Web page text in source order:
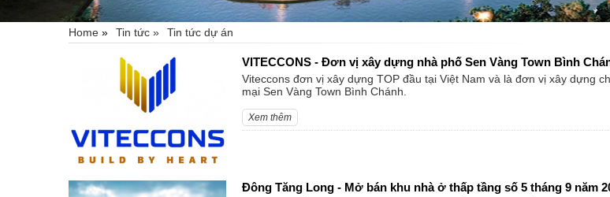
Home » Tin tức » Tin tức dự án
VITECCONS - Đơn vị xây dựng nhà phố Sen Vàng Town Bình
Viteccons đơn vị xây dựng TOP đầu tại Việt Nam và là đơn vị xây dựng
mại Sen Vàng Town Bình Chánh.
Xem thêm
Đông Tăng Long - Mở bán khu nhà ở thấp tầng số 5 tháng 9 năm